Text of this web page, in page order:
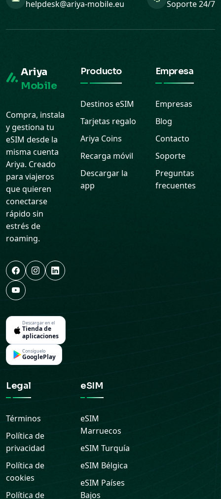
helpdesk@ariya-mobile.eu Soporte 24/7
Ariya
Mobile
Compra, instala
y gestiona tu
eSIM desde la
misma cuenta
Ariya. Creado
para viajeros
que quieren
conectarse
rápido sin
estrés de
roaming.
Descargar en el
Tienda de
aplicaciones
Consíguelo
GooglePlay
Producto
Destinos eSIM
Tarjetas regalo
Ariya Coins
Recarga móvil
Descargar la
app
Empresa
Empresas
Blog
Contacto
Soporte
Preguntas
frecuentes
Legal
Términos
Política de
privacidad
Política de
cookies
Política de
eSIM
eSIM
Marruecos
eSIMTurquía
eSIM Bélgica
eSIM Países
Bajos